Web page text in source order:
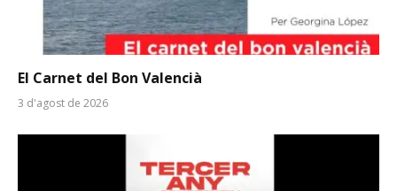
El Carnet del Bon Valencià
3 d'agost de 2026